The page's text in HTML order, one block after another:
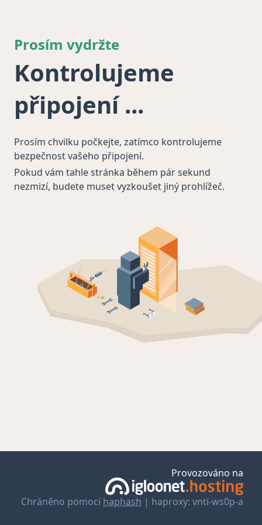
Prosím vydržte
Kontrolujeme
připojení
Prosím chvilku počkejte, zatímco kontrolujeme
bezpečnost vašeho připojení.
Pokud vám tahle stránka během pár sekund
nezmizí, budete muset vyzkoušet jiný prohlížeč.
Provozováno na
Chráněno pomocí haphash | haproxy: vnti-ws0p-a